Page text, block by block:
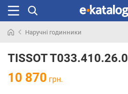
раніше
Наручні годинники
TISSOT
10 870 грн.